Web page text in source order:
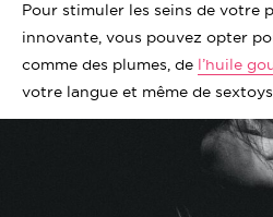
Pour stimuler les seins de votre
innovante, vous pouvez opter
comme des plumes, de l’huile
votre langue et même de